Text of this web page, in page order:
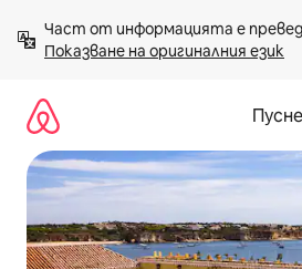
към
съдържанието
Показване на оригиналния език